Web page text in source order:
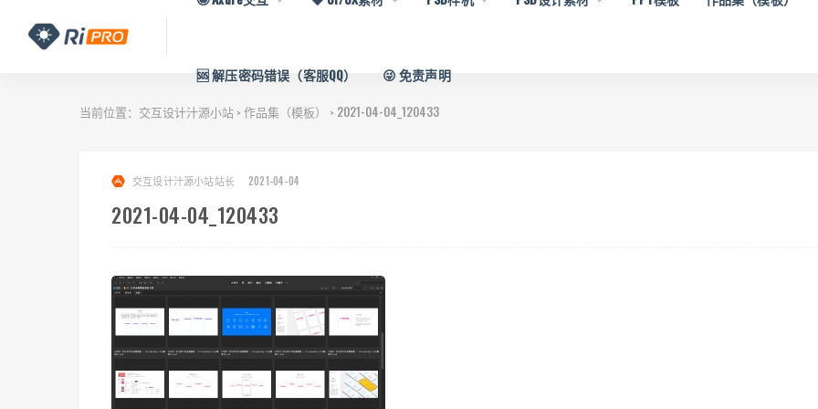
🆘 解压密码错误（客服QQ） 😜 免责声明
当前位置： 交互设计汁源小站 > 作品集（模板） > 2021-04-04_120433
交互设计汁源小站站长 2021-04-04
2021-04-04_120433